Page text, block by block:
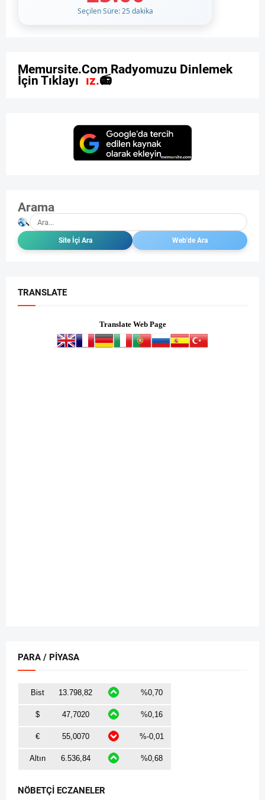
Seçilen Süre: 25 dakika
Memursite.Com Radyomuzu Din emek
İçin Tı kl ayı ız.
Arama
TRANSLATE
Translate Web Page
PARA / PİYASA
NÖBETÇİ ECZANELER